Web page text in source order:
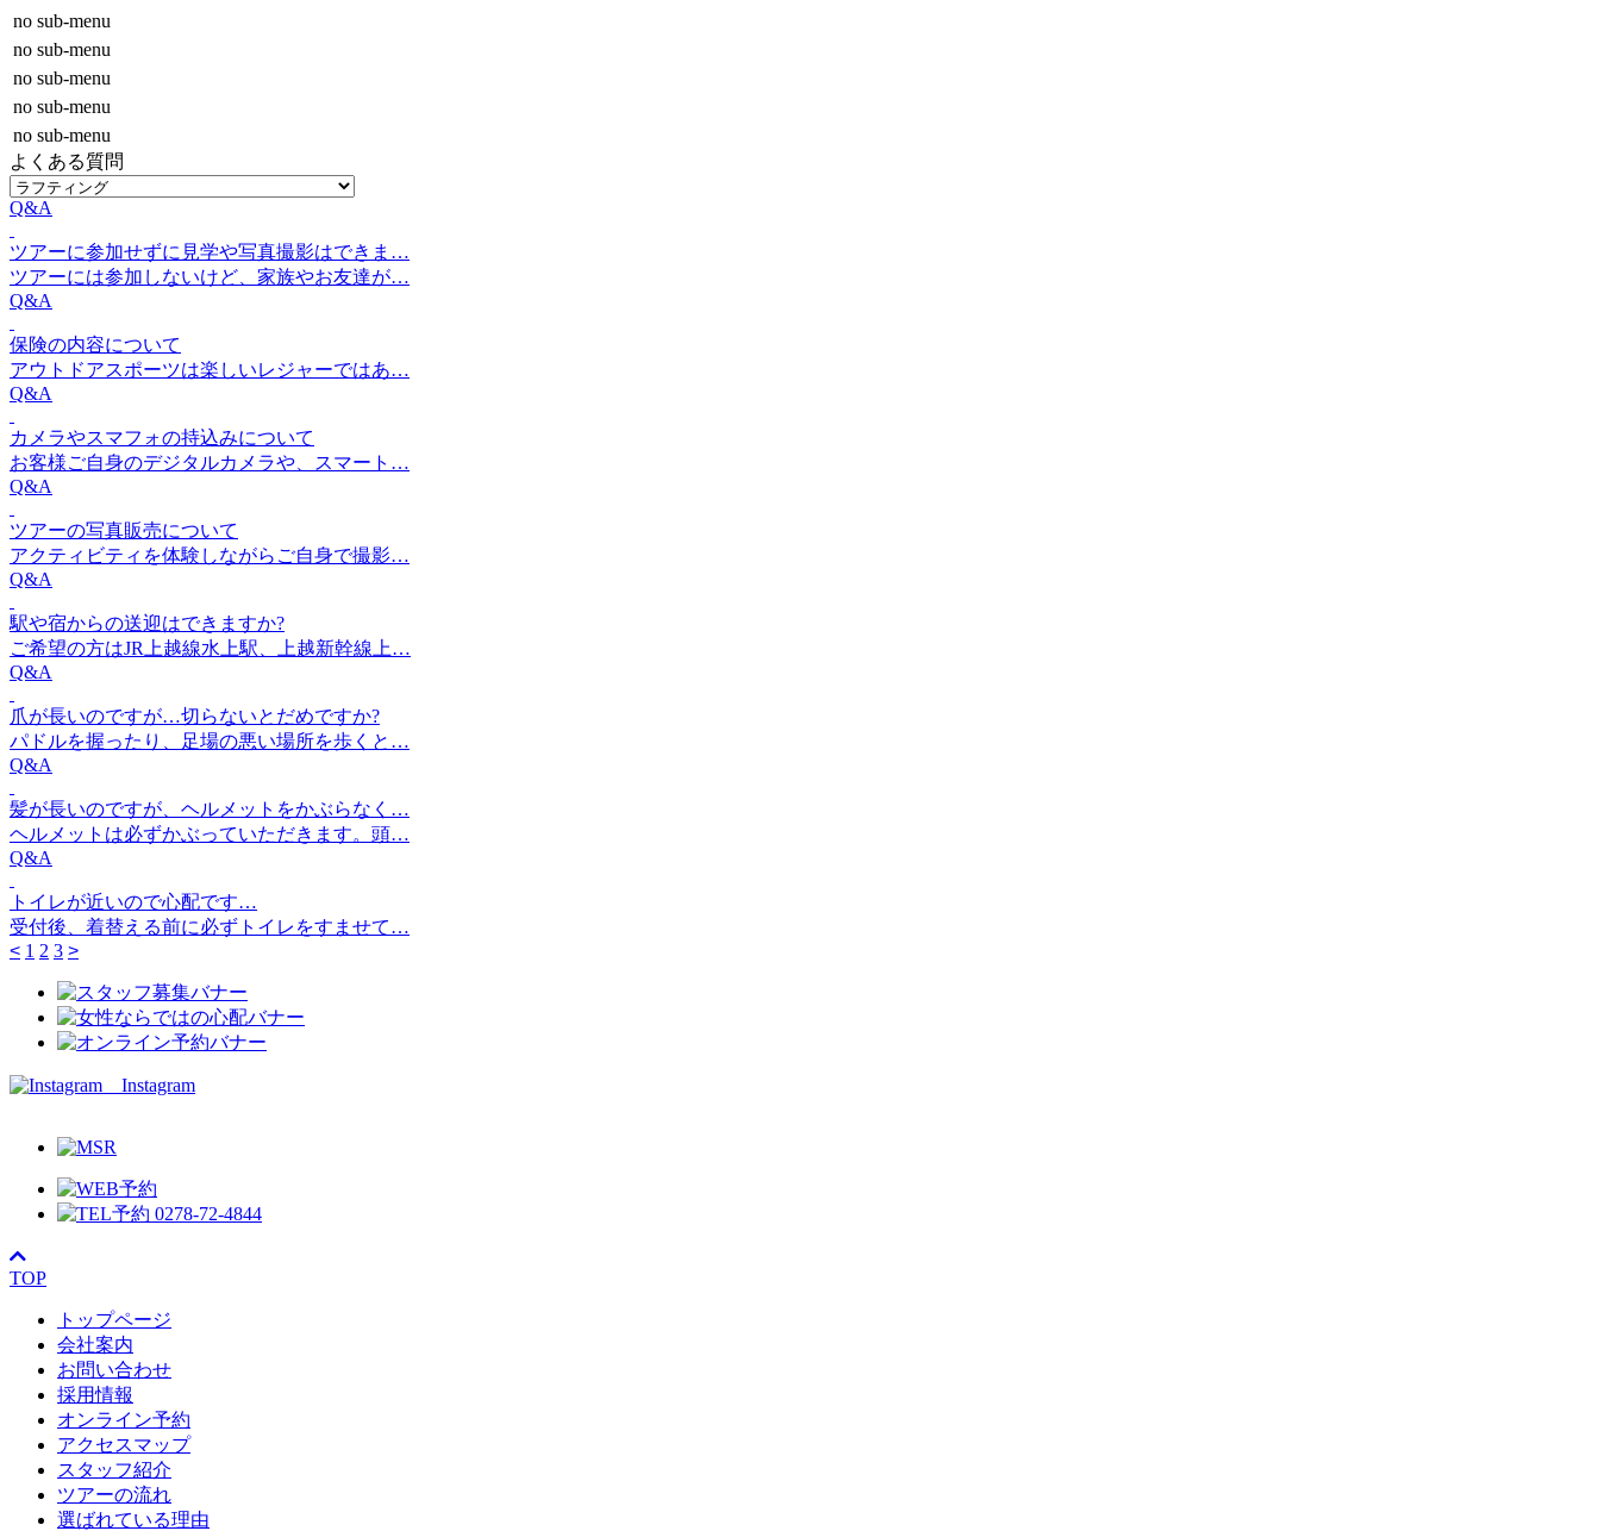
no sub-menu
no sub-menu
no sub-menu
no sub-menu
no sub-menu
よくある質問
Q&A
ツアーに参加せずに見学や写真撮影はできま…
ツアーには参加しないけど、家族やお友達が…
Q&A
保険の内容について
アウトドアスポーツは楽しいレジャーではあ…
Q&A
カメラやスマフォの持込みについて
お客様ご自身のデジタルカメラや、スマート…
Q&A
ツアーの写真販売について
アクティビティを体験しながらご自身で撮影…
Q&A
駅や宿からの送迎はできますか?
ご希望の方はJR上越線水上駅、上越新幹線上…
Q&A
爪が長いのですが…切らないとだめですか?
パドルを握ったり、足場の悪い場所を歩くと…
Q&A
髪が長いのですが、ヘルメットをかぶらなく…
ヘルメットは必ずかぶっていただきます。頭…
Q&A
トイレが近いので心配です…
受付後、着替える前に必ずトイレをすませて…
< 1 2 3 >
Instagram
TOP
トップページ
会社案内
お問い合わせ
採用情報
オンライン予約
アクセスマップ
スタッフ紹介
ツアーの流れ
選ばれている理由